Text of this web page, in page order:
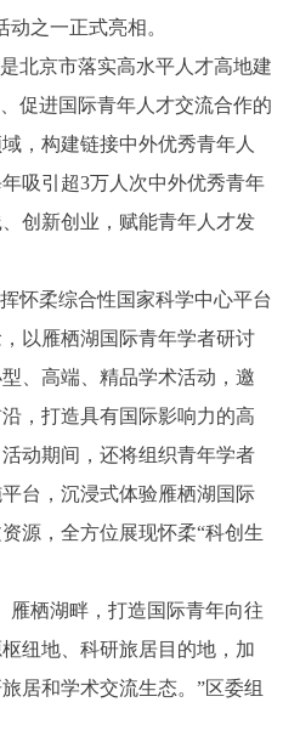
之一正式亮相。
京市落实高水平人才高地建
促进国际青年人才交流合作的
，构建链接中外优秀青年人
吸引超3万人次中外优秀青年
创新创业，赋能青年人才发
柔综合性国家科学中心平台
以雁栖湖国际青年学者研讨
、高端、精品学术活动，邀
，打造具有国际影响力的高
动期间，还将组织青年学者
台，沉浸式体验雁栖湖国际
源，全方位展现怀柔“科创生
栖湖畔，打造国际青年向往
纽地、科研旅居目的地，加
居和学术交流生态。”区委组